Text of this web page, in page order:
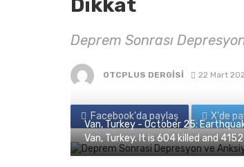
Dikkat
Deprem Sonrası
OTCPLUS DERGİSİ 22 Mart
Facebook'da paylaş X'de
Van, Turkey - October 25:
Van, Turkey. It is 604 killed and